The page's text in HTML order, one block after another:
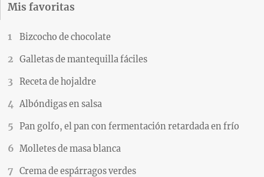
Mis favoritas
Bizcocho de chocolate
Galletas de mantequilla fáciles
Receta de hojaldre
Albóndigas en salsa
Pan golfo, el pan con fermentación retardada en frío
Molletes de masa blanca
Crema de espárragos verdes